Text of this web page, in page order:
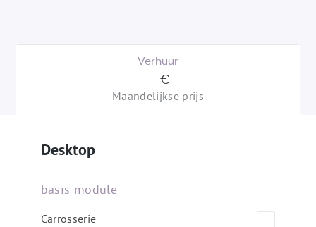
Verhuur
— €
(Maandelijkse prijs)
Desktop
basis module
Carrosserie